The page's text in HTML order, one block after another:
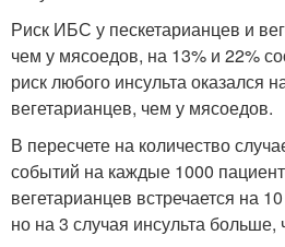
Риск ИБС у пескетарианцев и
чем у мясоедов, на 13% и 22%
риск любого инсульта оказался
вегетарианцев, чем у мясоедов.
В пересчете на количество
событий на каждые 1000
вегетарианцев встречается на
но на 3 случая инсульта